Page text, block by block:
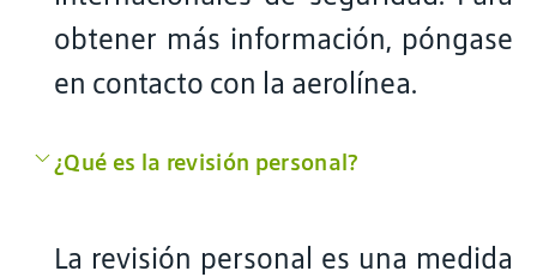
obtener más información, póngase
en contacto con la aerolínea.
¿Qué es la revisión personal?
La revisión personal es una medida